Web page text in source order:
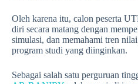
Oleh karena itu, calon peserta
diri secara matang dengan
simulasi, dan memahami tren
program studi yang diinginkan.
Sebagai salah satu perguruan